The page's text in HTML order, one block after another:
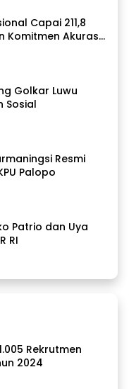
Capai 211,8
Komitmen Akurasi
Golkar Luwu
Sosial
Resmi
Palopo
Patrio dan Uya
RI
Rekrutmen
2024